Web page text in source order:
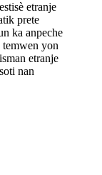
etranje
prete
ka anpeche
temwen yon
etranje
nan